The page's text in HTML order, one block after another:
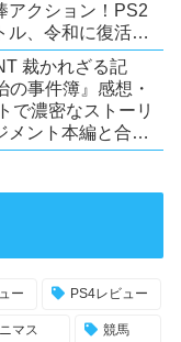
アクション！PS2
ル、令和に復活！
】
裁かれざる記
の事件簿』感想・
で濃密なストーリ
メント本編と合わ
度の高いDLC！
ー PS4レビュー
マス 競馬